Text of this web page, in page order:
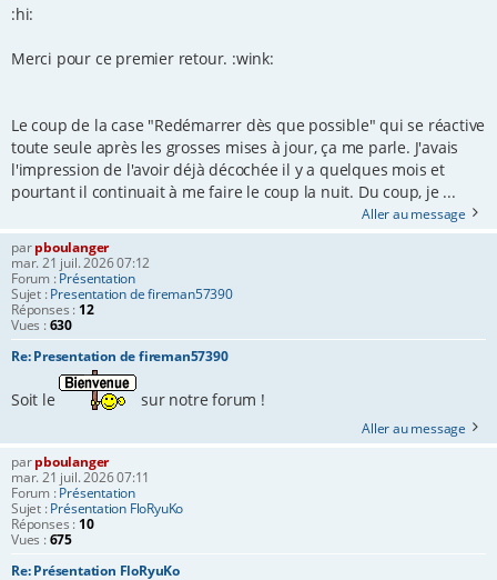
:hi:
Merci pour ce premier retour. :wink:
Le coup de la case "Redémarrer dès que possible" qui se réactive
toute seule après les grosses mises à jour, ça me parle. J'avais
l'impression de l'avoir déjà décochée il y a quelques mois et
pourtant il continuait à me faire le coup la nuit. Du coup, je ...
Aller au message
parpboulanger
mar. 21 juil. 2026 07:12
Forum :Présentation
Sujet :Presentation de fireman57390
Réponses : 12
Vues :630
Re: Presentation de fireman57390
Soit le sur notre forum !
Aller au message
parpboulanger
mar. 21 juil. 2026 07:11
Forum :Présentation
Sujet :Présentation FloRyuKo
Réponses : 10
Vues :675
Re: Présentation FloRyuKo